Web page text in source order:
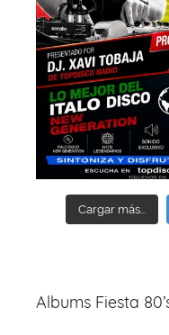
Cargar más...
Albums Fiesta